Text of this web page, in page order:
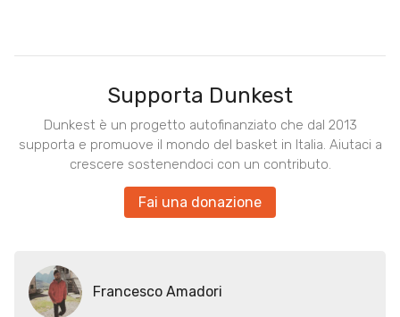
Supporta Dunkest
Dunkest è un progetto autofinanziato che dal 2013
supporta e promuove il mondo del basket in Italia. Aiutaci a
crescere sostenendoci con un contributo.
Fai una donazione
Francesco Amadori